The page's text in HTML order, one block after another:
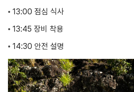
• 13:00 점심 식사
• 13:45 장비 착용
• 14:30 안전 설명